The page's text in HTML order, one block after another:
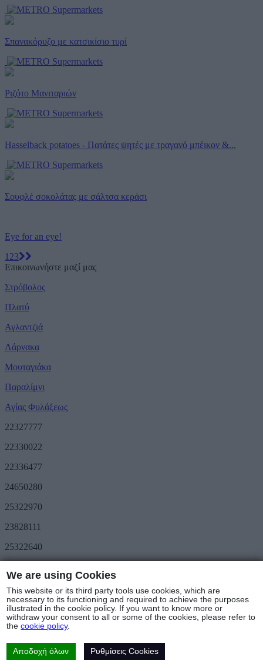
Σπανακόρυζο με κατσικίσιο τυρί
Ριζότο Μανιταριών
Hasselback potatoes - Πατάτες ψητές με τραγανό μπέικον &...
Σουφλέ σοκολάτας με σάλτσα κεράσι
Eye for an eye!
1 23
Επικοινωνήστε μαζί μας
Στρόβολος
Πλατύ
Αγλαντζιά
Λάρνακα
Μουταγιάκα
Παραλίμνι
Αγίας Φυλάξεως
22327777
22330022
22336477
24650280
25322970
23828111
25322640
METRO Great Value
Τριήμερο METRO
Ακολουθήστε μας
Καταστήματα & Ωράριο
© Copyright 2025 - METRO Foods Trading Ltd |
Cookies Policy |Πολιτική Προστασίας Δεδομένων
Επιστροφών
Web Design & Developmentby Base Element
We are using Cookies
This website or its third party tools use cookies, which are
necessary to its functioning and required to achieve the purposes
illustrated in the cookie policy. If you want to know more or
withdraw your consent to all or some of the cookies, please refer to
thecookie policy.
Αποδοχή όλων Ρυθμίσεις Cookies
Ρυθμίσεις Cookies